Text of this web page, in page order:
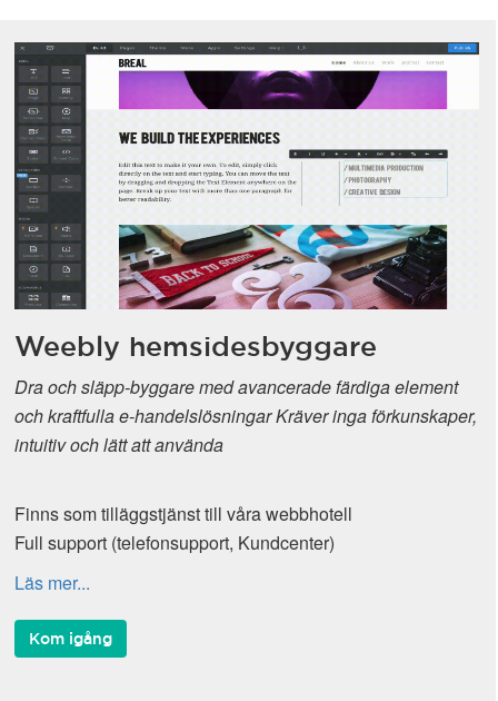
Weebly hemsidesbyggare
Dra och släpp-byggare med avancerade färdiga element
och kraftfulla e-handelslösningar Kräver inga förkunskaper,
intuitiv och lätt att använda
Finns som tilläggstjänst till våra webbhotell
Full support (telefonsupport, Kundcenter)
Läs mer...
Kom igång